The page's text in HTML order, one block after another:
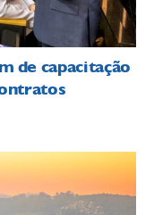
de capacitação